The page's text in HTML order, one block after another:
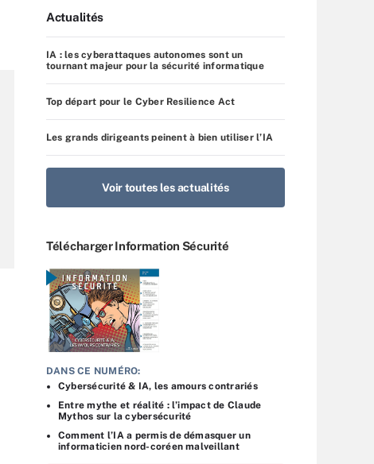
Actualités
IA : les cyberattaques autonomes sont un
tournant majeur pour la sécurité informatique
Top départ pour le Cyber Resilience Act
Les grands dirigeants peinent à bien utiliser l’IA
Voir toutes les actualités
Télécharger Information Sécurité
DANS CE NUMÉRO:
Cybersécurité & IA, les amours contrariés
Entre mythe et réalité : l’impact de Claude
Mythos sur la cybersécurité
Comment l’IA a permis de démasquer un
informaticien nord-coréen malveillant